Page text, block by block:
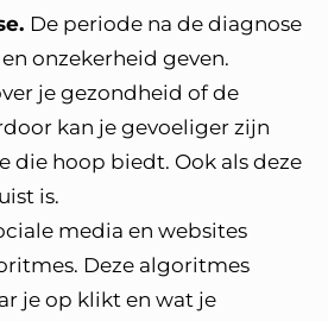
De periode na de diagnose
onzekerheid geven.
je gezondheid of de
kan je gevoeliger zijn
die hoop biedt. Ook als deze
is.
media en websites
Deze algoritmes
je op klikt en wat je